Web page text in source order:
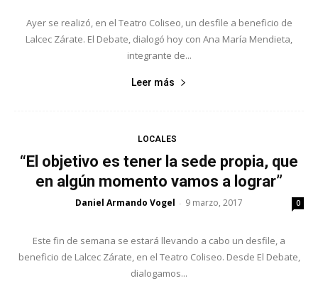
Ayer se realizó, en el Teatro Coliseo, un desfile a beneficio de
Lalcec Zárate. El Debate, dialogó hoy con Ana María Mendieta,
integrante de...
Leer más
LOCALES
“El objetivo es tener la sede propia, que
en algún momento vamos a lograr”
Daniel Armando Vogel - 9 marzo, 2017 0
Este fin de semana se estará llevando a cabo un desfile, a
beneficio de Lalcec Zárate, en el Teatro Coliseo. Desde El Debate,
dialogamos...